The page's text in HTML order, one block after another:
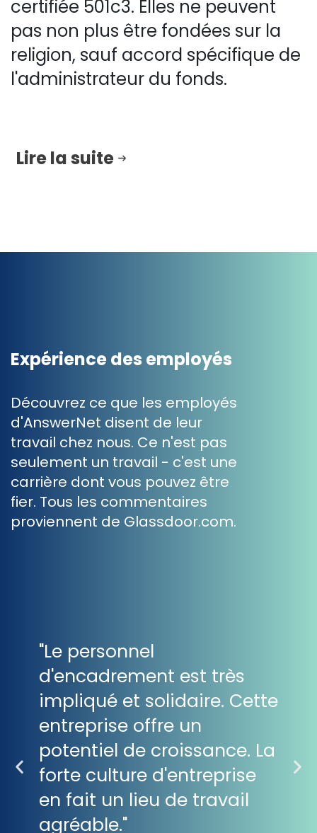
certifiée 501c3. Elles ne peuvent
pas non plus être fondées sur la
religion, sauf accord spécifique de
l'administrateur du fonds.
Lire la suite
Expérience des employés
Découvrez ce que les employés
d'AnswerNet disent de leur
travail chez nous. Ce n'est pas
seulement un travail - c'est une
carrière dont vous pouvez être
fier. Tous les commentaires
proviennent de Glassdoor.com.
"Le personnel
d'encadrement est très
impliqué et solidaire. Cette
entreprise offre un
potentiel de croissance. La
forte culture d'entreprise
en fait un lieu de travail
agréable."